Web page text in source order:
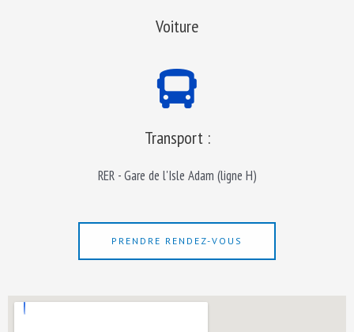
Voiture
Transport :
RER - Gare de l'Isle Adam (ligne H)
PRENDRE RENDEZ-VOUS